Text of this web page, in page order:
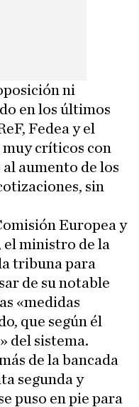
ni
en los últimos
Fedea y el
muy críticos con
aumento de los
sin
Europea y
el ministro de la
tribuna para
de su notable
«medidas
que según él
del sistema.
de la bancada
segunda y
puso en pie para